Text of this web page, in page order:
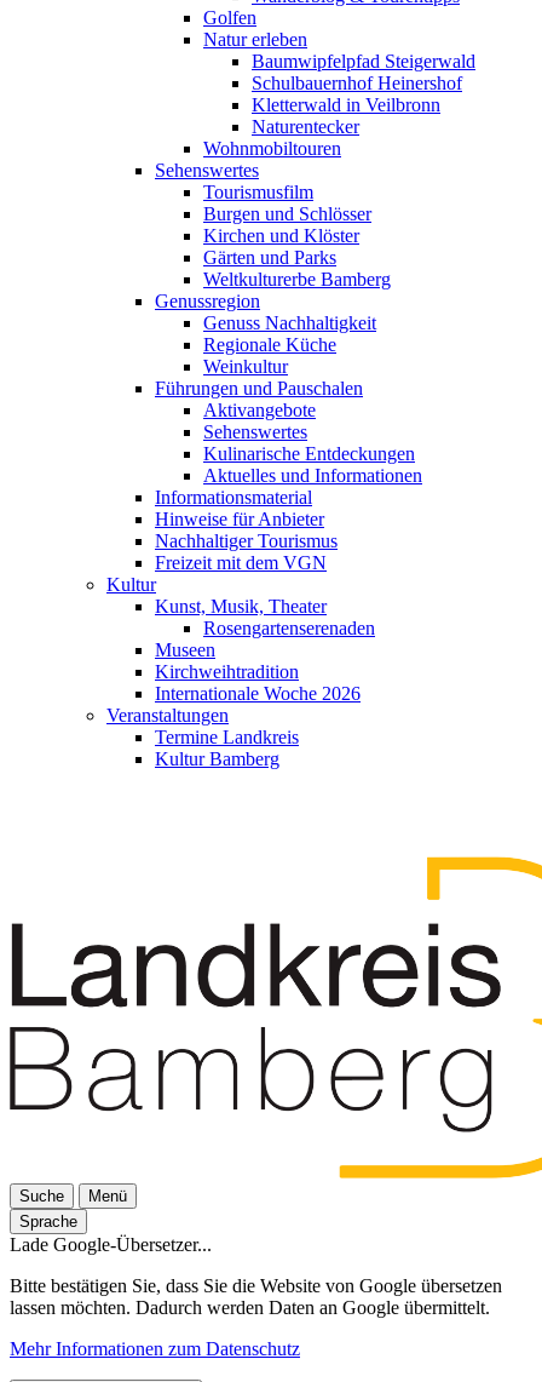
Golfen
Natur erleben
Baumwipfelpfad Steigerwald
Schulbauernhof Heinershof
Kletterwald in Veilbronn
Naturentecker
Wohnmobiltouren
Sehenswertes
Tourismusfilm
Burgen und Schlösser
Kirchen und Klöster
Gärten und Parks
Weltkulturerbe Bamberg
Genussregion
Genuss Nachhaltigkeit
Regionale Küche
Weinkultur
Führungen und Pauschalen
Aktivangebote
Sehenswertes
Kulinarische Entdeckungen
Aktuelles und Informationen
Informationsmaterial
Hinweise für Anbieter
Nachhaltiger Tourismus
Freizeit mit dem VGN
Kultur
Kunst, Musik, Theater
Rosengartenserenaden
Museen
Kirchweihtradition
Internationale Woche 2026
Veranstaltungen
Termine Landkreis
Kultur Bamberg
Suche
Menü
Sprache
Lade Google-Übersetzer...
Bitte bestätigen Sie, dass Sie die Website von Google übersetzen
lassen möchten. Dadurch werden Daten an Google übermittelt.
Mehr Informationen zum Datenschutz